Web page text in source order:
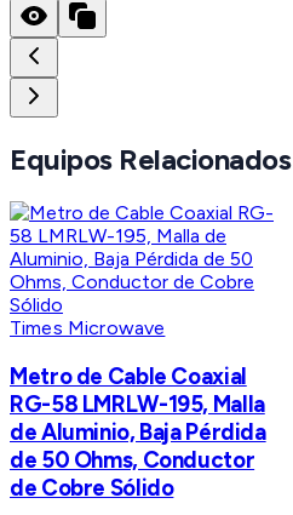
Equipos Relacionados
Times Microwave
Metro de Cable Coaxial
RG-58 LMRLW-195, Malla
de Aluminio, Baja Pérdida
de 50 Ohms, Conductor
de Cobre Sólido